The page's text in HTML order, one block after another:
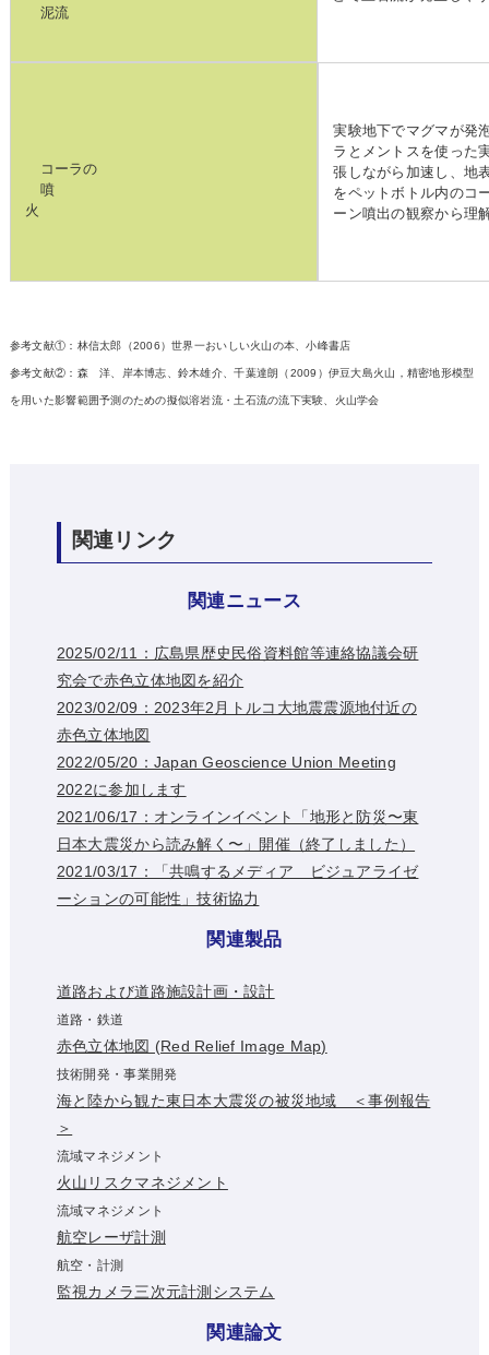
泥流
コーラの
噴
火
実験地下でマグマが発
ラとメントスを使った
張しながら加速し、地
をペットボトル内のコ
ーン噴出の観察から理
参考文献①：林信太郎（2006）世界一おいしい火山の本、小峰書店
参考文献②：森 洋、岸本博志、鈴木雄介、千葉達朗（2009）伊豆大島火山，精密地形模型
を用いた影響範囲予測のための擬似溶岩流・土石流の流下実験、火山学会
関連リンク
関連ニュース
2025/02/11：広島県歴史民俗資料館等連絡協議会研
究会で赤色立体地図を紹介
2023/02/09：2023年2月トルコ大地震震源地付近の
赤色立体地図
2022/05/20：Japan Geoscience Union Meeting
2022に参加します
2021/06/17：オンラインイベント「地形と防災〜東
日本大震災から読み解く〜」開催（終了しました）
2021/03/17：「共鳴するメディア ビジュアライゼ
ーションの可能性」技術協力
関連製品
道路および道路施設計画・設計
道路・鉄道
赤色立体地図 (Red Relief Image Map)
技術開発・事業開発
海と陸から観た東日本大震災の被災地域 ＜事例報告
＞
流域マネジメント
火山リスクマネジメント
流域マネジメント
航空レーザ計測
航空・計測
監視カメラ三次元計測システム
関連論文